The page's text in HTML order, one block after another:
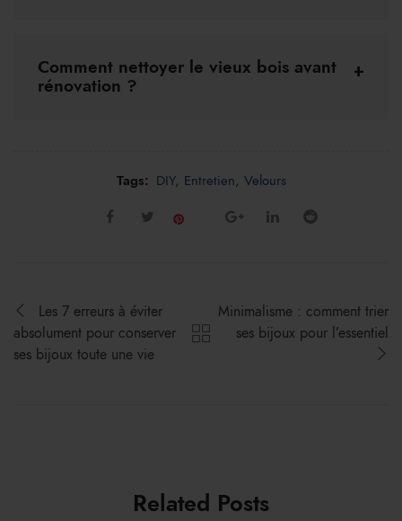
Comment nettoyer le vieux bois avant
rénovation ?
Tags: DIY, Entretien, Velours
Les 7 erreurs à éviter
absolument pour conserver
ses bijoux toute une vie
Minimalisme : comment trier
ses bijoux pour l’essentiel
Related Posts